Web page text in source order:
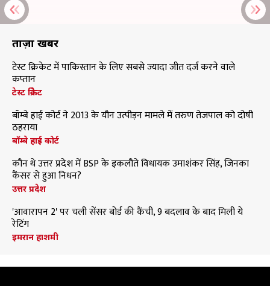
ताज़ा खबरें
टेस्ट क्रिकेट में पाकिस्तान के लिए सबसे ज्यादा जीत दर्ज करने वाले
कप्तान
टेस्ट क्रिकेट
बॉम्बे हाई कोर्ट ने 2013 के यौन उत्पीड़न मामले में तरुण तेजपाल को दोषी
ठहराया
बॉम्बे हाई कोर्ट
कौन थे उत्तर प्रदेश में BSP के इकलौते विधायक उमाशंकर सिंह, जिनका
कैंसर से हुआ निधन?
उत्तर प्रदेश
'आवारापन 2' पर चली सेंसर बोर्ड की कैंची, 9 बदलाव के बाद मिली ये
रेटिंग
इमरान हाशमी